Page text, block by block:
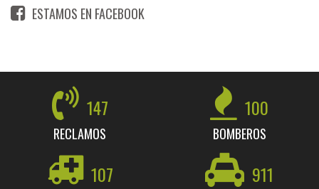
ESTAMOS EN FACEBOOK
147
RECLAMOS
100
BOMBEROS
107 911